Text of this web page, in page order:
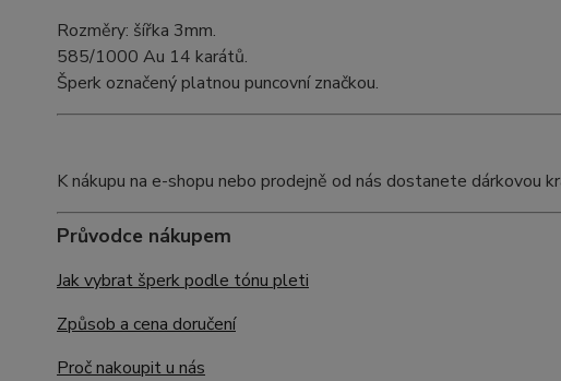
Rozměry: šířka 3mm.
585/1000 Au 14 karátů.
Šperk označený platnou puncovní značkou.
K nákupu na e-shopu nebo prodejně od nás dostanete dárkovou
Průvodce nákupem
Jak vybrat šperk podle tónu pleti
Způsob a cena doručení
Proč nakoupit u nás